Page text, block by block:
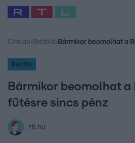
Legfrissebb RTL Híradó
Babits Marcella
Címlap› Belföld ›
Belföld
Bármikor beomolhat a
fűtésre sincs pénz
rtl.hu